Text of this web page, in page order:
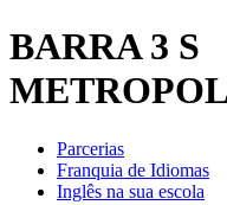
BARRA 3 S
Parcerias
Franquia de Idiomas
Inglês na sua escola